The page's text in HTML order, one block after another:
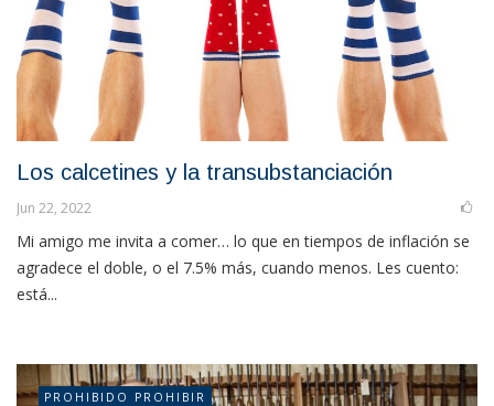
Los calcetines y la transubstanciación
Jun 22, 2022
Mi amigo me invita a comer… lo que en tiempos de inflación se
agradece el doble, o el 7.5% más, cuando menos. Les cuento:
está...
PROHIBIDO PROHIBIR